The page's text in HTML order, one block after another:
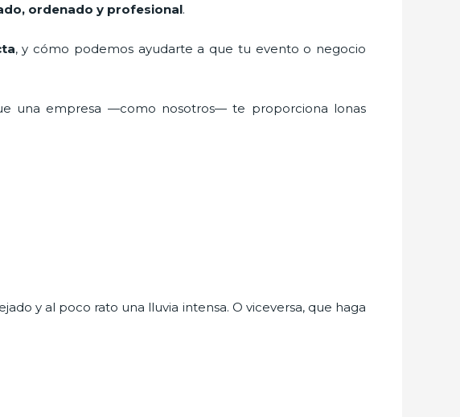
ordenado y profesional.
, y cómo podemos ayudarte a que tu evento o negocio
una empresa —como nosotros— te proporciona lonas
y al poco rato una lluvia intensa. O viceversa, que haga